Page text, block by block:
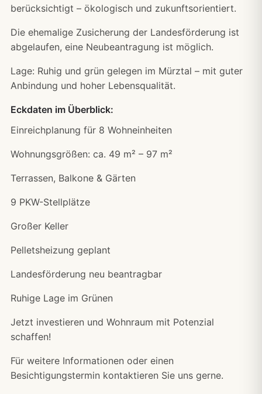
berücksichtigt – ökologisch und zukunftsorientiert.
Die ehemalige Zusicherung der Landesförderung ist
abgelaufen, eine Neubeantragung ist möglich.
Lage: Ruhig und grün gelegen im Mürztal – mit guter
Anbindung und hoher Lebensqualität.
Eckdaten im Überblick:
Einreichplanung für 8 Wohneinheiten
Wohnungsgrößen: ca. 49 m² – 97 m²
Terrassen, Balkone & Gärten
9 PKW-Stellplätze
Großer Keller
Pelletsheizung geplant
Landesförderung neu beantragbar
Ruhige Lage im Grünen
Jetzt investieren und Wohnraum mit Potenzial
schaffen!
Für weitere Informationen oder einen
Besichtigungstermin kontaktieren Sie uns gerne.